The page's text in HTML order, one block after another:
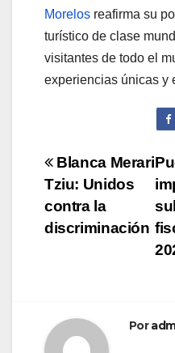
Morelos reafirma su
turístico de clase
visitantes de todo el
experiencias únicas y
de
entradas
Blanca Merari
Tziu: Unidos
contra la
discriminación
Por